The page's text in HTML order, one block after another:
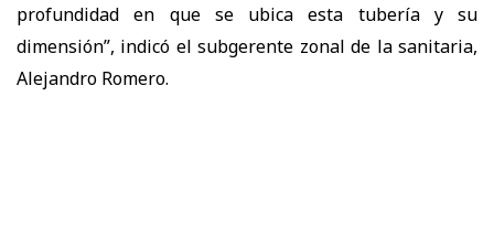
profundidad en que se ubica esta tubería y su
dimensión”, indicó el subgerente zonal de la sanitaria,
Alejandro Romero.